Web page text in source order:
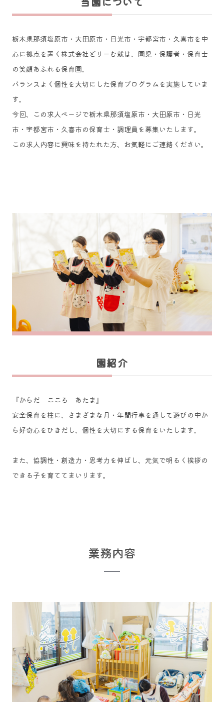
栃木県那須塩原市・大田原市・日光市・宇都宮市・久喜市を中
心に拠点を置く株式会社どりーむ就は、園児・保護者・保育士
の笑顔あふれる保育園。
バランスよく個性を大切にした保育プログラムを実施していま
す。
今回、この求人ページで栃木県那須塩原市・大田原市・日光
市・宇都宮市・久喜市の保育士・調理員を募集いたします。
この求人内容に興味を持たれた方、お気軽にご連絡ください。
園紹介
『からだ こころ あたま』
安全保育を柱に、さまざまな月・年間行事を通して遊びの中か
ら好奇心をひきだし、個性を大切にする保育をいたします。
​また、協調性・創造力・思考力を伸ばし、元気で明るく挨拶の
できる子を育ててまいります。
業務内容